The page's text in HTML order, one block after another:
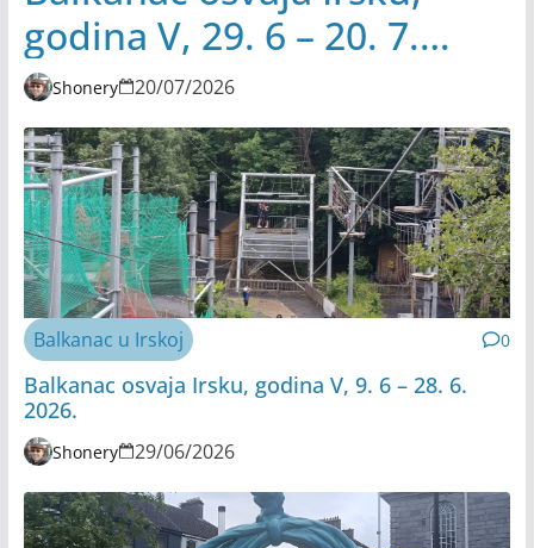
godina V, 29. 6 – 20. 7.
2026.
Shonery 20/07/2026
Balkanac u Irskoj 0
Balkanac osvaja Irsku, godina V, 9. 6 – 28. 6.
2026.
Shonery 29/06/2026